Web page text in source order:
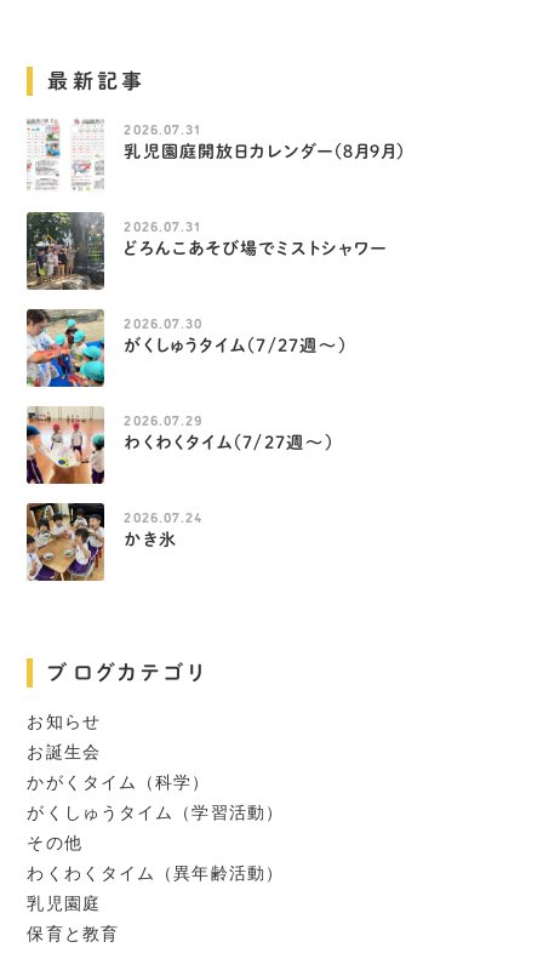
最新記事
2026.07.31
乳児園庭開放日カレンダー（８月９月）
2026.07.31
どろんこあそび場でミストシャワー
2026.07.30
がくしゅうタイム（7/27週～）
2026.07.29
わくわくタイム（7/27週～）
2026.07.24
かき氷
ブログカテゴリ
お知らせ
お誕生会
かがくタイム（科学）
がくしゅうタイム（学習活動）
その他
わくわくタイム（異年齢活動）
乳児園庭
保育と教育